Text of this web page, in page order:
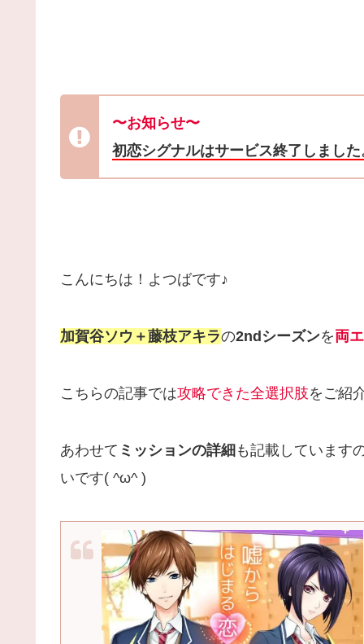
〜お知らせ〜
初恋シグナルはサービス終了しました
こんにちは！よつばです♪
加賀谷ソウ＋藤枝アキラの2ndシーズンを両
こちらの記事では攻略できた全選択肢をご紹
あわせて ミッションの詳細 も記載しています
いです( ^ω^ )